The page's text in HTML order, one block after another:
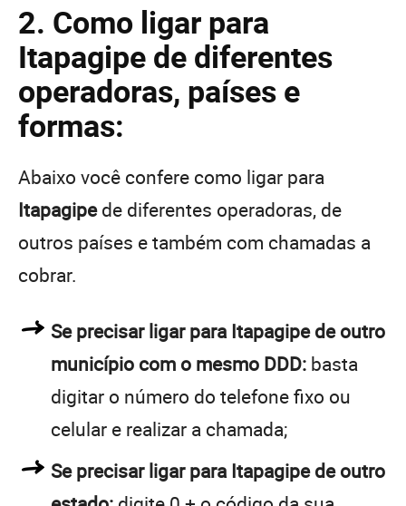
2. Como ligar para
Itapagipe de diferentes
operadoras, países e
formas:
Abaixo você confere como ligar para
Itapagipede diferentes operadoras, de
outros países e também com chamadas a
cobrar.
Se precisar ligar para Itapagipe de outro
município com o mesmo DDD: basta
digitar o número do telefone fixo ou
celular e realizar a chamada;
Se precisar ligar para Itapagipe de outro